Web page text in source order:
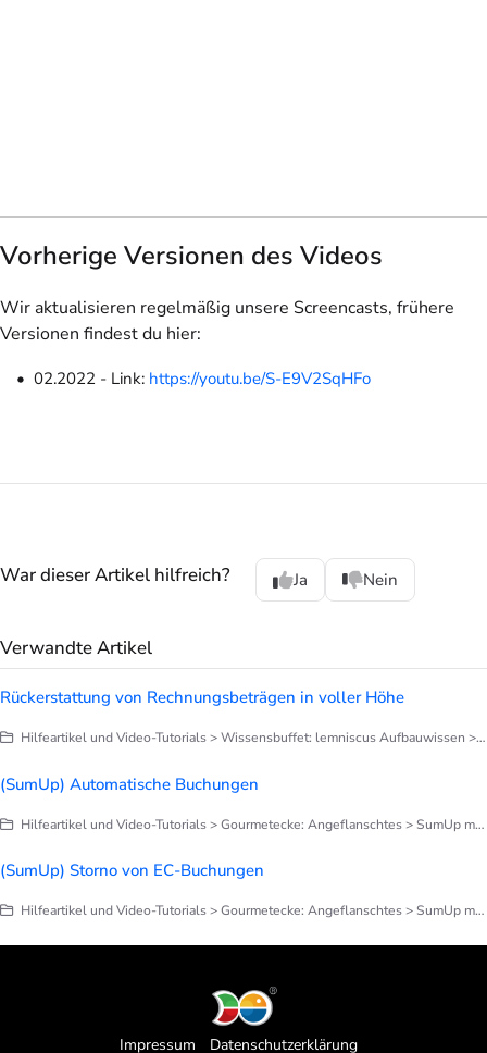
Vorherige Versionen des Videos
Wir aktualisieren regelmäßig unsere Screencasts, frühere
Versionen findest du hier:
02.2022 - Link: https://youtu.be/S-E9V2SqHFo
War dieser Artikel hilfreich? Ja Nein
Verwandte Artikel
Rückerstattung von Rechnungsbeträgen in voller Höhe
Hilfeartikel und Video-Tutorials > Wissensbuffet: lemniscus Aufbauwissen > Finanzen > Zahlungseingang, Mahnwesen, Forderungsausfall
(SumUp) Automatische Buchungen
Hilfeartikel und Video-Tutorials > Gourmetecke: Angeflanschtes > SumUp mit lemniscus
(SumUp) Storno von EC-Buchungen
Hilfeartikel und Video-Tutorials > Gourmetecke: Angeflanschtes > SumUp mit lemniscus
Impressum Datenschutzerklärung